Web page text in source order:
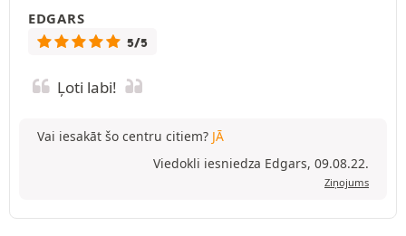
EDGARS
5/5
Ļoti labi!
Vai iesakāt šo centru citiem? JĀ
Viedokli iesniedza Edgars, 09.08.22.
Ziņojums